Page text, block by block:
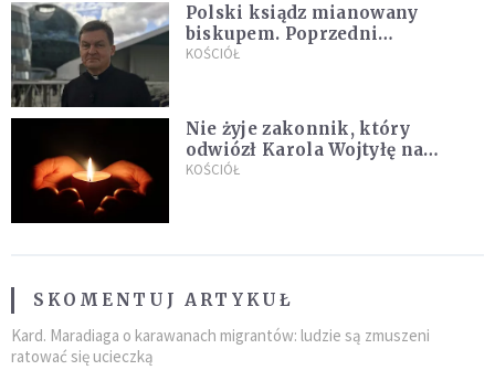
Polski ksiądz mianowany
biskupem. Poprzedni
ordynariusz zrezygnował
KOŚCIÓŁ
Nie żyje zakonnik, który
odwiózł Karola Wojtyłę na
konklawe. Jan Paweł II nazywał
KOŚCIÓŁ
SKOMENTUJ ARTYKUŁ
Kard. Maradiaga o karawanach migrantów: ludzie są zmuszeni
ratować się ucieczką